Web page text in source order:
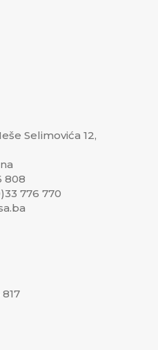
Selimovića 12,
808
776 770